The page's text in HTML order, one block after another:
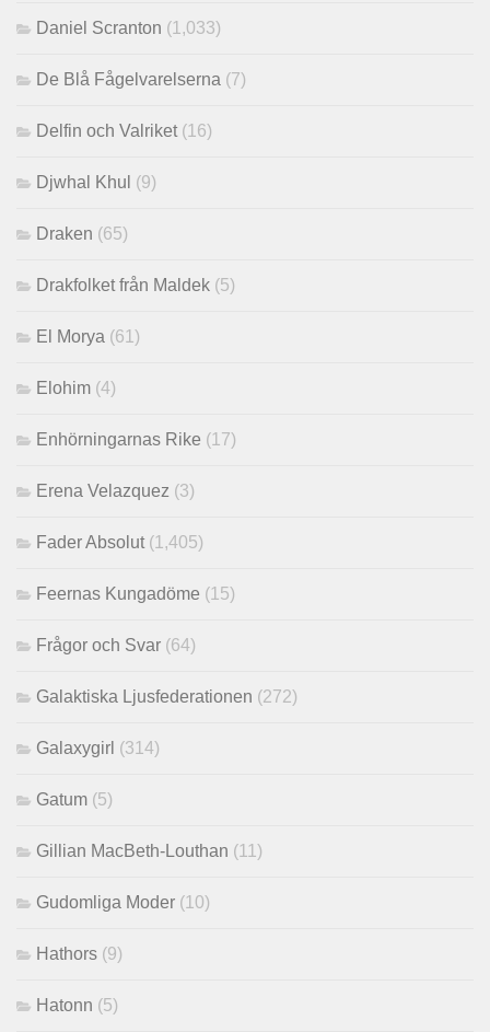
Daniel Scranton (1,033)
De Blå Fågelvarelserna (7)
Delfin och Valriket (16)
Djwhal Khul (9)
Draken (65)
Drakfolket från Maldek (5)
El Morya (61)
Elohim (4)
Enhörningarnas Rike (17)
Erena Velazquez (3)
Fader Absolut (1,405)
Feernas Kungadöme (15)
Frågor och Svar (64)
Galaktiska Ljusfederationen (272)
Galaxygirl (314)
Gatum (5)
Gillian MacBeth-Louthan (11)
Gudomliga Moder (10)
Hathors (9)
Hatonn (5)